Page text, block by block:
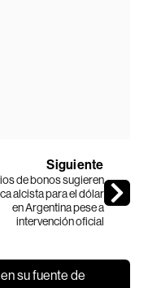
Siguiente
de bonos sugieren
alcista para el dólar
en Argentina pese a
intervención oficial
en su fuente de